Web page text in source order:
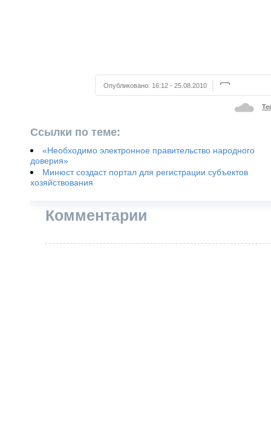
Опубликовано: 16:12 - 25.08.2010
Ссылки по теме:
«Необходимо электронное правительство народного
доверия»
Минюст создаст портал для регистрации субъектов
хозяйствования
Комментарии